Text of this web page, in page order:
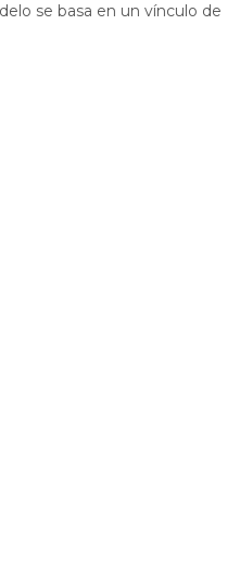
se basa en un vínculo de